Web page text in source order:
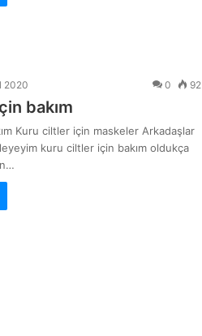
2020 0 92
bakım
Kuru ciltler için maskeler Arkadaşlar
kuru ciltler için bakım oldukça